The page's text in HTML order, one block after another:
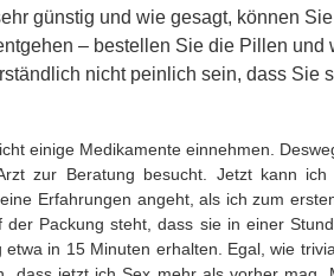
günstig und wie gesagt, können
– bestellen Sie die Pillen
nicht peinlich sein, dass
einige Medikamente einnehmen.
zur Beratung besucht. Jetzt kann
Erfahrungen angeht, als ich zum
Packung steht, dass sie in einer
in 15 Minuten erhalten. Egal, wie